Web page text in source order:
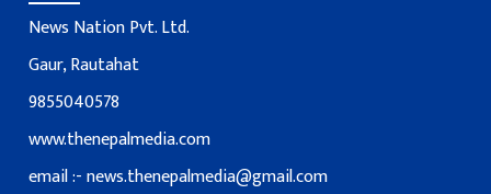
News Nation Pvt. Ltd.
Gaur, Rautahat
9855040578
www.thenepalmedia.com
email :-news.thenepalmedia@gmail.com